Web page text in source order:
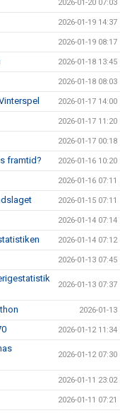
2026-01-20 07:03
2026-01-19 14:37
2026-01-19 08:17
2026-01-18 13:45
2026-01-18 08:03
2026-01-17 14:00
2026-01-17 11:20
2026-01-17 00:18
framtid? 2026-01-16 10:20
2026-01-16 07:11
2026-01-15 07:11
2026-01-14 07:14
2026-01-14 07:12
2026-01-13 07:45
2026-01-13 07:37
2026-01-13
2026-01-12 11:34
2026-01-12 07:30
2026-01-11 23:02
2026-01-11 07:21